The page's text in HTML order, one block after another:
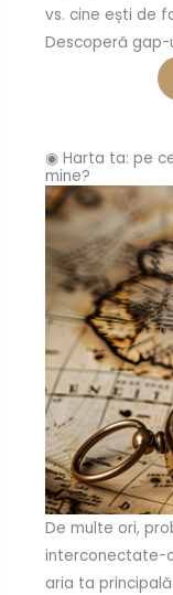
vs. cine ești de
Descoperă gap-
◉ Harta ta: pe
mine?
De multe ori,
interconectate-
aria ta